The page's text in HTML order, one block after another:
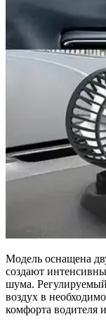
Модель оснащена
создают
шума. Регулируемый
воздух в
комфорта водителя